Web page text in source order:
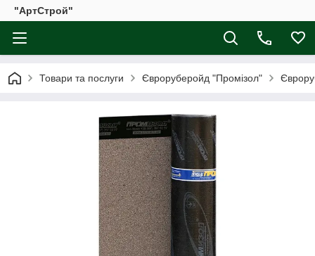
"АртСтрой"
Товари та послуги Євроруберойд "Промізол"